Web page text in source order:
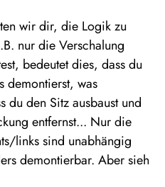
wir dir, die Logik zu
nur die Verschalung
bedeutet dies, dass du
demontierst, was
du den Sitz ausbaust und
entfernst... Nur die
links sind unabhängig
demontierbar. Aber sieh